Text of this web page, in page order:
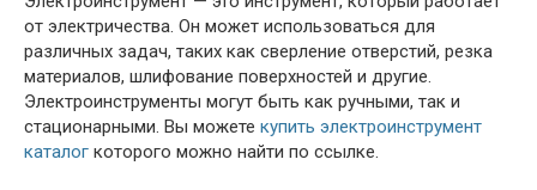
от электричества. Он может использоваться для
различных задач, таких как сверление отверстий, резка
материалов, шлифование поверхностей и другие.
Электроинструменты могут быть как ручными, так и
стационарными. Вы можете купить электроинструмент
каталог которого можно найти по ссылке.